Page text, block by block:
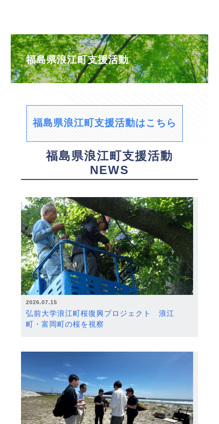
福島県浪江町支援活動
福島県浪江町支援活動はこちら
福島県浪江町支援活動
NEWS
2026.07.15
弘前大学浪江町桜復興プロジェクト 浪江
町・富岡町の桜を視察